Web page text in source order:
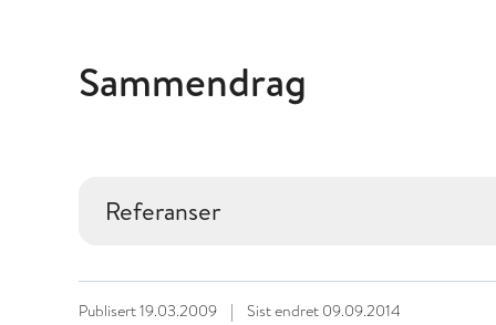
Sammendrag
Referanser
Publisert19.03.2009 | Sist endret 09.09.2014